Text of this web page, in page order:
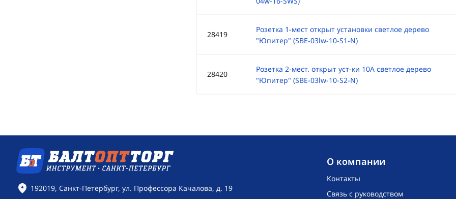
28419
Розетка 1-мест открыт установки светлое дерево
"Юпитер" (SBE-03lw-10-S1-N)
28420
Розетка 2-мест. открыт уст-ки 10А светлое дерево
"Юпитер" (SBE-03lw-10-S2-N)
O компании
Контакты
Связь с руководством
Контактная информация
192019, Санкт-Петербург, ул. Профессора Качалова, д. 19